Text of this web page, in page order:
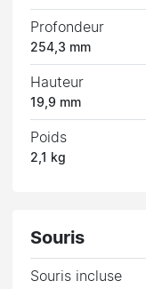
Profondeur
254,3 mm
Hauteur
19,9 mm
Poids
2,1 kg
Souris
Souris incluse